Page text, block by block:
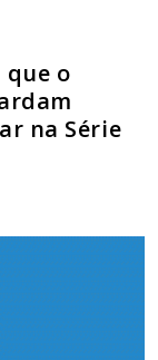
que o
na Série